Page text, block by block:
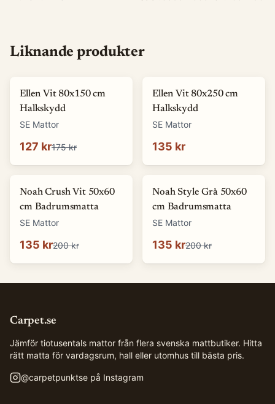
Liknande produkter
-27
Ellen Vit 80x150 cm
Halkskydd
SE Mattor
127 kr175 kr
Ellen Vit 80x250 cm
Halkskydd
SE Mattor
135 kr
-32 %
Noah Crush Vit 50x60
cm Badrumsmatta
SE Mattor
135 kr200 kr
-32 %
Noah Style Grå 50x60
cm Badrumsmatta
SE Mattor
135 kr200 kr
Carpet.se
Jämför tiotusentals mattor från flera svenska mattbutiker. Hitta
rätt matta för vardagsrum, hall eller utomhus till bästa pris.
@carpetpunktse på Instagram